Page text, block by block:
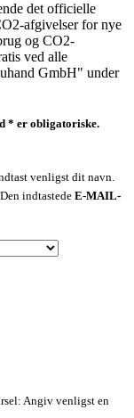
det officielle
afgivelser for nye
og CO2-
ved alle
GmbH" under
* er obligatoriske.
venligst dit navn.
Den indtastede E-MAIL-
Angiv venligst en